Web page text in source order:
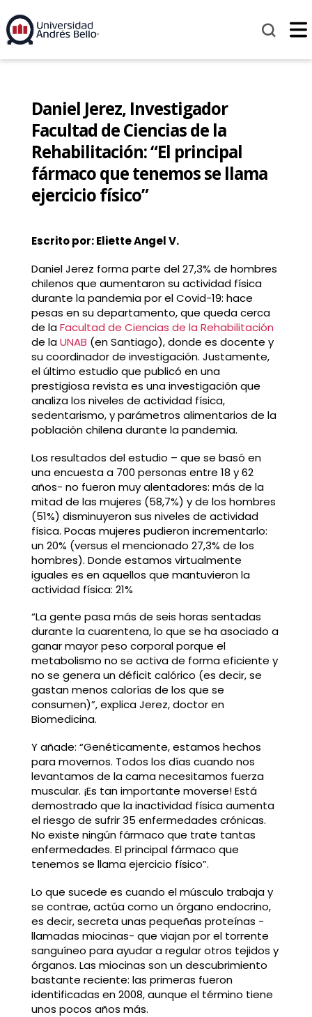
Daniel Jerez, Investigador
Facultad de Ciencias de la
Rehabilitación: “El principal
fármaco que tenemos se llama
ejercicio físico”
Escrito por: Eliette Angel V.
Daniel Jerez forma parte del 27,3% de hombres
chilenos que aumentaron su actividad física
durante la pandemia por el Covid-19: hace
pesas en su departamento, que queda cerca
de laFacultad de Ciencias de la Rehabilitación
de laUNAB (en Santiago), donde es docente y
su coordinador de investigación. Justamente,
el último estudio que publicó en una
prestigiosa revista es una investigación que
analiza los niveles de actividad física,
sedentarismo, y parámetros alimentarios de la
población chilena durante la pandemia.
Los resultados del estudio – que se basó en
una encuesta a 700 personas entre 18 y 62
años- no fueron muy alentadores: más de la
mitad de las mujeres (58,7%) y de los hombres
(51%) disminuyeron sus niveles de actividad
física. Pocas mujeres pudieron incrementarlo:
un 20% (versus el mencionado 27,3% de los
hombres). Donde estamos virtualmente
iguales es en aquellos que mantuvieron la
actividad física: 21%
“La gente pasa más de seis horas sentadas
durante la cuarentena, lo que se ha asociado a
ganar mayor peso corporal porque el
metabolismo no se activa de forma eficiente y
no se genera un déficit calórico (es decir, se
gastan menos calorías de los que se
consumen)”, explica Jerez, doctor en
Biomedicina.
Y añade: “Genéticamente, estamos hechos
para movernos. Todos los días cuando nos
levantamos de la cama necesitamos fuerza
muscular. ¡Es tan importante moverse! Está
demostrado que la inactividad física aumenta
el riesgo de sufrir 35 enfermedades crónicas.
No existe ningún fármaco que trate tantas
enfermedades. El principal fármaco que
tenemos se llama ejercicio físico”.
Lo que sucede es cuando el músculo trabaja y
se contrae, actúa como un órgano endocrino,
es decir, secreta unas pequeñas proteínas -
llamadas miocinas- que viajan por el torrente
sanguíneo para ayudar a regular otros tejidos y
órganos. Las miocinas son un descubrimiento
bastante reciente: las primeras fueron
identificadas en 2008, aunque el término tiene
unos pocos años más.